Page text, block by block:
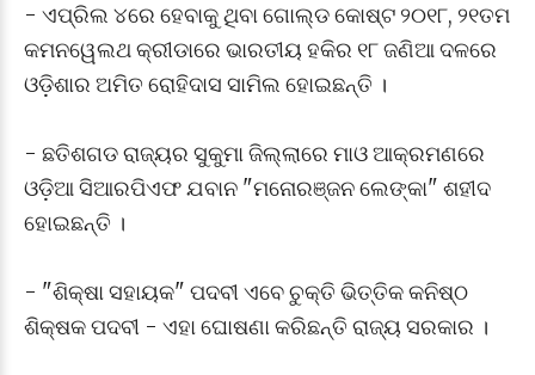
- ଏପ୍ରିଲ ୪ରେ ହେବାକୁ ଥିବା ଗୋଲ୍ଡ କୋଷ୍ଟ ୨୦୧୮, ୨୧ତମ
କମନୱେଲଥ କ୍ରୀଡାରେ ଭାରତୀୟ ହକିର ୧୮ ଜଣିଆ ଦଳରେ
ଓଡ଼ିଶାର ଅମିତ ରୋହିଦାସ ସାମିଲ ହୋଇଛନ୍ତି ।
- ଛତିଶଗଡ ରାଜ୍ୟର ସୁକୁମା ଜିଲ୍ଲାରେ ମାଓ ଆକ୍ରମଣରେ
ଓଡ଼ିଆ ସିଆରପିଏଫ ଯବାନ "ମନୋରଞ୍ଜନ ଲେଙ୍କା" ଶହୀଦ
ହୋଇଛନ୍ତି ।
- "ଶିକ୍ଷା ସହାୟକ" ପଦବୀ ଏବେ ଚୁକ୍ତି ଭିତ୍ତିକ କନିଷ୍ଠ
ଶିକ୍ଷକ ପଦବୀ - ଏହା ଘୋଷଣା କରିଛନ୍ତି ରାଜ୍ୟ ସରକାର ।